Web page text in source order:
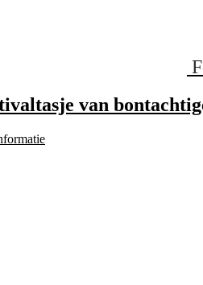
van